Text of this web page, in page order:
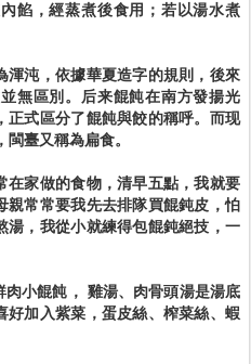
餡，經蒸煮後食用；若以湯水煮
渾沌，依據華夏造字的規則，後來
無區別。后来餛飩在南方發揚光
正式區分了餛飩與餃的稱呼。而现
臺又稱為扁食。
在家做的食物，清早五點，我就要
親常常要我先去排隊買餛鈍皮，怕
湯，我從小就練得包餛鈍絕技，一
小餛飩， 雞湯、肉骨頭湯是湯底
好加入紫菜，蛋皮絲、榨菜絲、蝦